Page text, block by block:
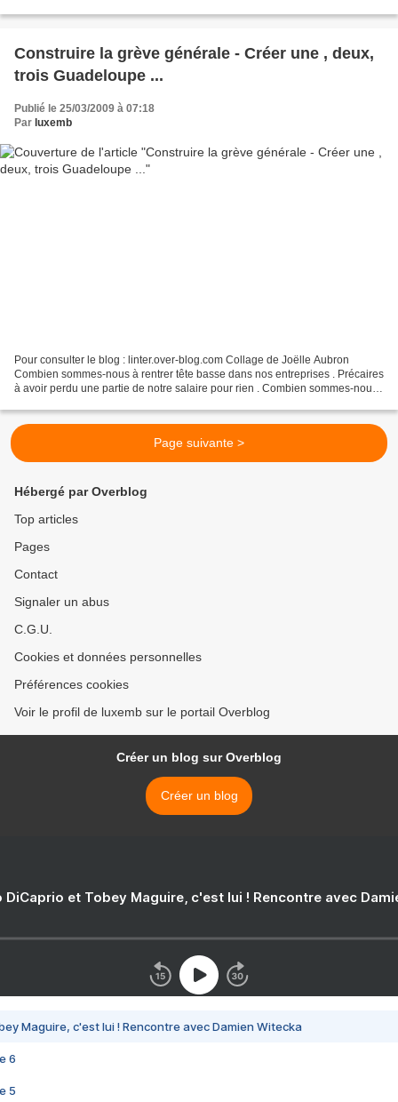
Construire la grève générale - Créer une , deux,
trois Guadeloupe ...
Publié le 25/03/2009 à 07:18
Par luxemb
Pour consulter le blog : linter.over-blog.com Collage de Joëlle Aubron
Combien sommes-nous à rentrer tête basse dans nos entreprises . Précaires
à avoir perdu une partie de notre salaire pour rien . Combien sommes-nous
Page suivante >
Hébergé par Overblog
Top articles
Pages
Contact
Signaler un abus
C.G.U.
Cookies et données personnelles
Préférences cookies
Voir le profil de luxemb sur le portail Overblog
Créer un blog sur Overblog
Créer un blog
DiCaprio et Tobey Maguire, c'est lui ! Rencontre avec
Maguire, c'est lui ! Rencontre avec Damien Witecka
6
5